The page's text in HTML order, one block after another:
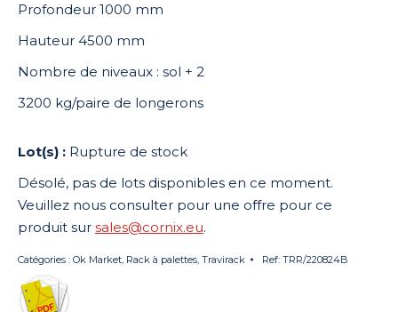
Profondeur 1000 mm
Hauteur 4500 mm
Nombre de niveaux : sol + 2
3200 kg/paire de longerons
Rupture de stock
Désolé, pas de lots disponibles en ce moment.
Veuillez nous consulter pour une offre pour ce
produit sur sales@cornix.eu.
Catégories : Ok Market, Rack à palettes, Travirack Ref: TRR/220824B